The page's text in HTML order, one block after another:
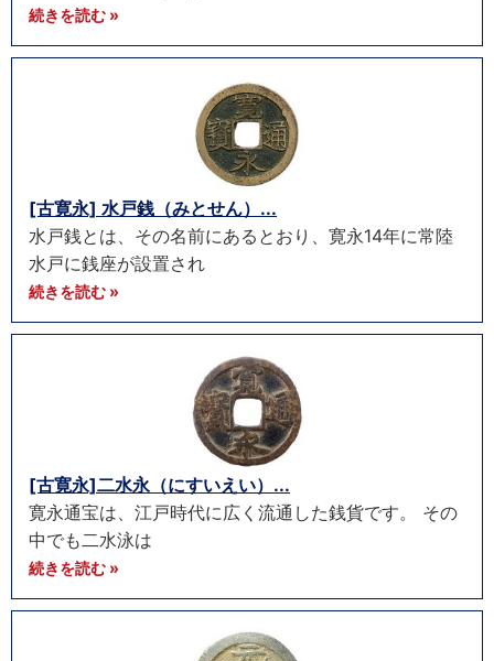
続きを読む »
[古寛永] 水戸銭（みとせん）...
水戸銭とは、その名前にあるとおり、寛永14年に常陸
水戸に銭座が設置され
続きを読む »
[古寛永]二水永（にすいえい）...
寛永通宝は、江戸時代に広く流通した銭貨です。 その
中でも二水泳は
続きを読む »